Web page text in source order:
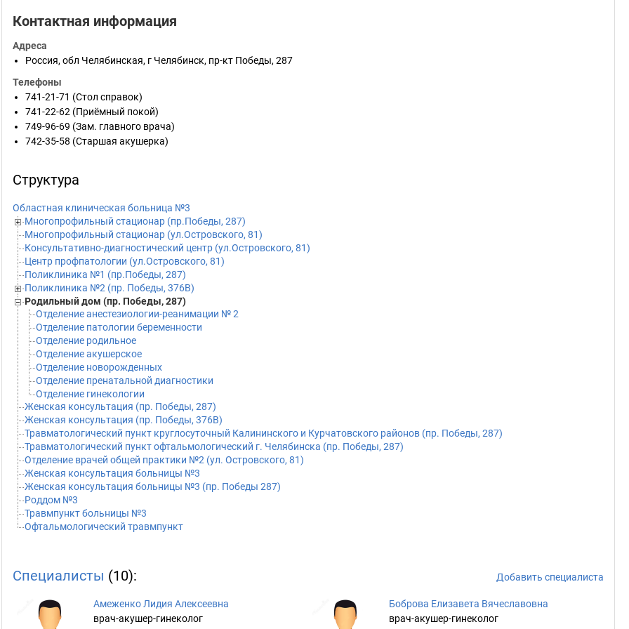
Контактная информация
Адреса
Россия, обл Челябинская, г Челябинск, пр-кт Победы, 287
Телефоны
741-21-71 (Стол справок)
741-22-62 (Приёмный покой)
749-96-69 (Зам. главного врача)
742-35-58 (Старшая акушерка)
Структура
Областная клиническая больница №3
Многопрофильный стационар (пр.Победы, 287)
Многопрофильный стационар (ул.Островского, 81)
Консультативно-диагностический центр (ул.Островского, 81)
Центр профпатологии (ул.Островского, 81)
Поликлиника №1 (пр.Победы, 287)
Поликлиника №2 (пр. Победы, 376В)
Родильный дом (пр. Победы, 287)
Отделение анестезиологии-реанимации № 2
Отделение патологии беременности
Отделение родильное
Отделение акушерское
Отделение новорожденных
Отделение пренатальной диагностики
Отделение гинекологии
Женская консультация (пр. Победы, 287)
Женская консультация (пр. Победы, 376В)
Травматологический пункт круглосуточный Калининского и Курчатовского районов (пр. Победы, 287)
Травматологический пункт офтальмологический г. Челябинска (пр. Победы, 287)
Отделение врачей общей практики №2 (ул. Островского, 81)
Женская консультация больницы №3
Женская консультация больницы №3 (пр. Победы 287)
Роддом №3
Травмпункт больницы №3
Офтальмологический травмпункт
Специалисты (10): Добавить специалиста
Амеженко Лидия Алексеевна
врач-акушер-гинеколог
Боброва Елизавета Вячеславовна
врач-акушер-гинеколог